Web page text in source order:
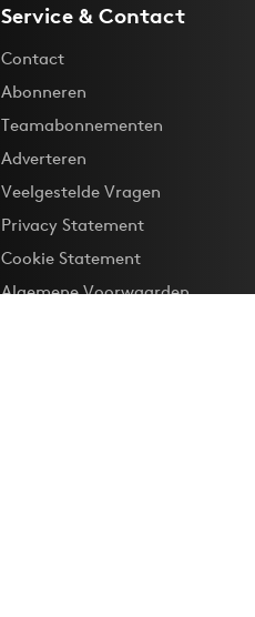
Service & Contact
Contact
Abonneren
Teamabonnementen
Adverteren
Veelgestelde Vragen
Privacy Statement
Cookie Statement
Algemene Voorwaarden